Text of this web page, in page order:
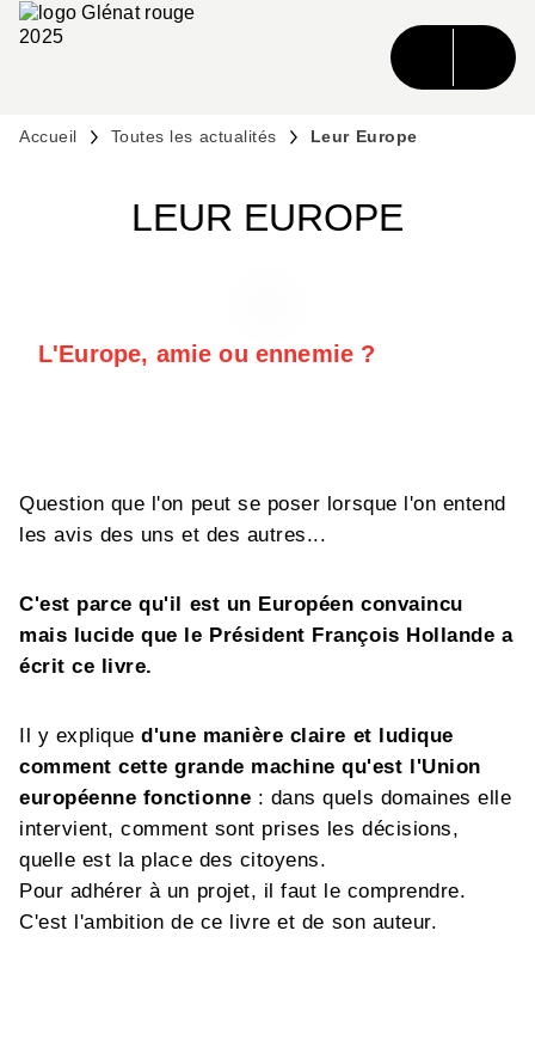
MENU CONTENU
Accueil Toutes les actualités Leur Europe
LEUR EUROPE
L'Europe, amie ou ennemie ?
Question que l'on peut se poser lorsque l'on entend
les avis des uns et des autres...
C'est parce qu'il est un Européen convaincu
mais lucide que le Président François Hollande a
écrit ce livre.
Il y expliqued'une manière claire et ludique
comment cette grande machine qu'est l'Union
européenne fonctionne : dans quels domaines elle
intervient, comment sont prises les décisions,
quelle est la place des citoyens.
Pour adhérer à un projet, il faut le comprendre.
C'est l'ambition de ce livre et de son auteur.